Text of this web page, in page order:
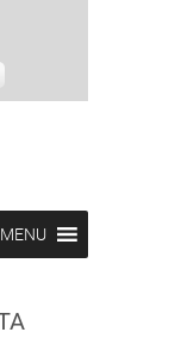
MENU